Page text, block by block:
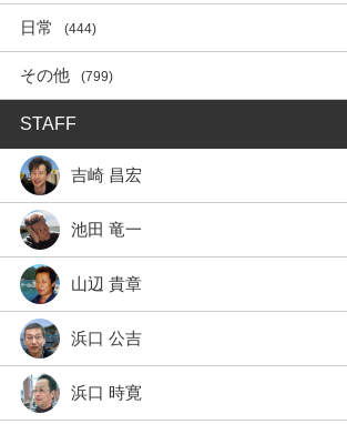
日常 (444)
その他 (799)
STAFF
吉崎 昌宏
池田 竜一
山辺 貴章
浜口 公吉
浜口 時寛